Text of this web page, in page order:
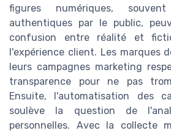
figures numériques,
authentiques par le public,
confusion entre réalité et
l'expérience client. Les marques
leurs campagnes marketing
transparence pour ne pas
Ensuite, l'automatisation des
soulève la question de
personnelles. Avec la collecte